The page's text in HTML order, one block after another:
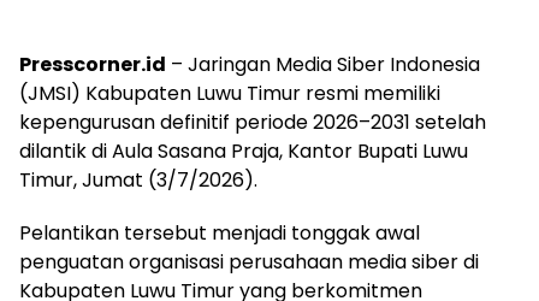
Presscorner.id – Jaringan Media Siber Indonesia
(JMSI) Kabupaten Luwu Timur resmi memiliki
kepengurusan definitif periode 2026–2031 setelah
dilantik di Aula Sasana Praja, Kantor Bupati Luwu
Timur, Jumat (3/7/2026).
Pelantikan tersebut menjadi tonggak awal
penguatan organisasi perusahaan media siber di
Kabupaten Luwu Timur yang berkomitmen